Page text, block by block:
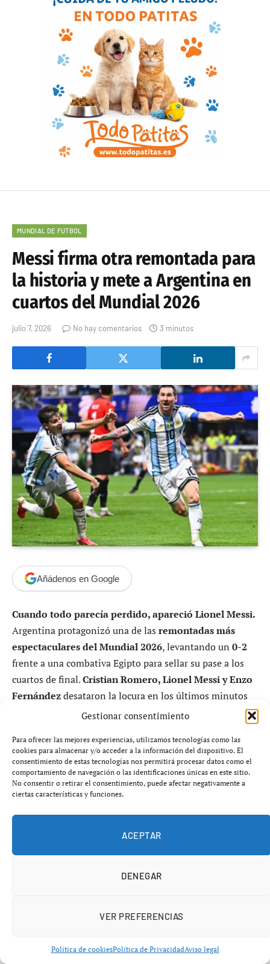
Gestionar consentimiento
Para ofrecer las mejores experiencias, utilizamos tecnologías como las
cookies para almacenar y/o acceder a la información del dispositivo. El
consentimiento de estas tecnologías nos permitirá procesar datos como el
comportamiento de navegación o las identificaciones únicas en este sitio.
No consentir o retirar el consentimiento, puede afectar negativamente a
ciertas características y funciones.
ACEPTAR
DENEGAR
VER PREFERENCIAS
Política de cookiesPolítica de PrivacidadAviso legal
MUNDIAL DE FUTBOL
Messi firma otra remontada para
la historia y mete a Argentina en
cuartos del Mundial 2026
julio 7, 2026 No hay comentarios 3 minutos
Añádenos en Google
Cuando todo parecía perdido, apareció Lionel Messi.
Argentina protagonizó una de las remontadas más
espectaculares del Mundial 2026, levantando un 0-2
frente a una combativa Egipto para sellar su pase a los
cuartos de final.Cristian Romero, Lionel Messi y Enzo
Fernándezdesataron la locura en los últimos minutos
de un partido que ya forma parte de la historia de la
Los hombres deLionel Scaloniparecían eliminados
hasta el tramo final del encuentro, pero volvieron a
demostrar por qué son los vigentes campeones del